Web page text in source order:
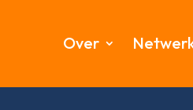
Over